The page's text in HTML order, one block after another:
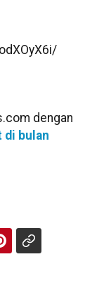
dengan
di bulan